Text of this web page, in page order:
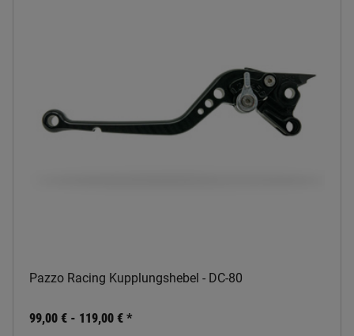
Pazzo Racing Kupplungshebel - DC-80
99,00 € - 119,00 € *